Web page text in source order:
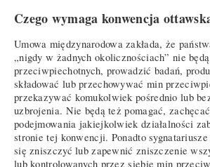
Czego wymaga konwencja
Umowa międzynarodowa zakłada, że
„nigdy w żadnych okolicznościach” nie
przeciwpiechotnych, prowadzić badań,
składować lub przechowywać min
przekazywać komukolwiek pośrednio lub
uzbrojenia. Nie będą też pomagać,
podejmowania jakiejkolwiek działalności
stronie tej konwencji. Ponadto
się zniszczyć lub zapewnić zniszczenie
lub kontrolowanych przez siebie min